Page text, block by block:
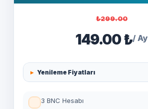
₺299.00
149.00 ₺/ Ay
Yenileme Fiyatları
3 BNC Hesabı